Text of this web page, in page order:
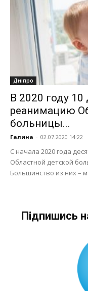
Дніпро
В 2020 году
реанимацию
больницы...
Галина - 02.07.2020 14:22
С начала 2020 года
Областной детской
Большинство из них –
Підпишись